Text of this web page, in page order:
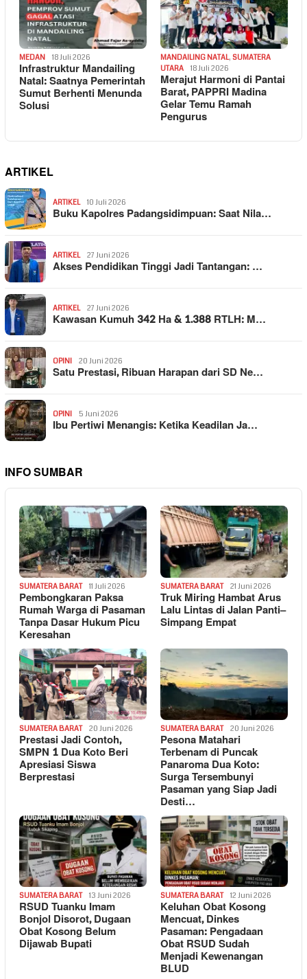
MEDAN 18 Juli 2026
Infrastruktur Mandailing
Natal: Saatnya Pemerintah
Sumut Berhenti Menunda
Solusi
MANDAILING NATAL, SUMATERA
UTARA
18 Juli 2026
Merajut Harmoni di Pantai
Barat, PAPPRI Madina
Gelar Temu Ramah
Pengurus
ARTIKEL
ARTIKEL 10 Juli 2026
Buku Kapolres Padangsidimpuan: Saat Nila…
ARTIKEL 27 Juni 2026
Akses Pendidikan Tinggi Jadi Tantangan: …
ARTIKEL 27 Juni 2026
Kawasan Kumuh 342 Ha & 1.388 RTLH: M…
OPINI 20 Juni 2026
Satu Prestasi, Ribuan Harapan dari SD Ne…
OPINI 5 Juni 2026
Ibu Pertiwi Menangis: Ketika Keadilan Ja…
INFO SUMBAR
SUMATERA BARAT 11 Juli 2026
Pembongkaran Paksa
Rumah Warga di Pasaman
Tanpa Dasar Hukum Picu
Keresahan
SUMATERA BARAT 21 Juni 2026
Truk Miring Hambat Arus
Lalu Lintas di Jalan Panti–
Simpang Empat
SUMATERA BARAT 20 Juni 2026
Prestasi Jadi Contoh,
SMPN 1 Dua Koto Beri
Apresiasi Siswa
Berprestasi
SUMATERA BARAT 20 Juni 2026
Pesona Matahari
Terbenam di Puncak
Panaroma Dua Koto:
Surga Tersembunyi
Pasaman yang Siap Jadi
Desti…
SUMATERA BARAT 13 Juni 2026
RSUD Tuanku Imam
Bonjol Disorot, Dugaan
Obat Kosong Belum
Dijawab Bupati
SUMATERA BARAT 12 Juni 2026
Keluhan Obat Kosong
Mencuat, Dinkes
Pasaman: Pengadaan
Obat RSUD Sudah
Menjadi Kewenangan
BLUD